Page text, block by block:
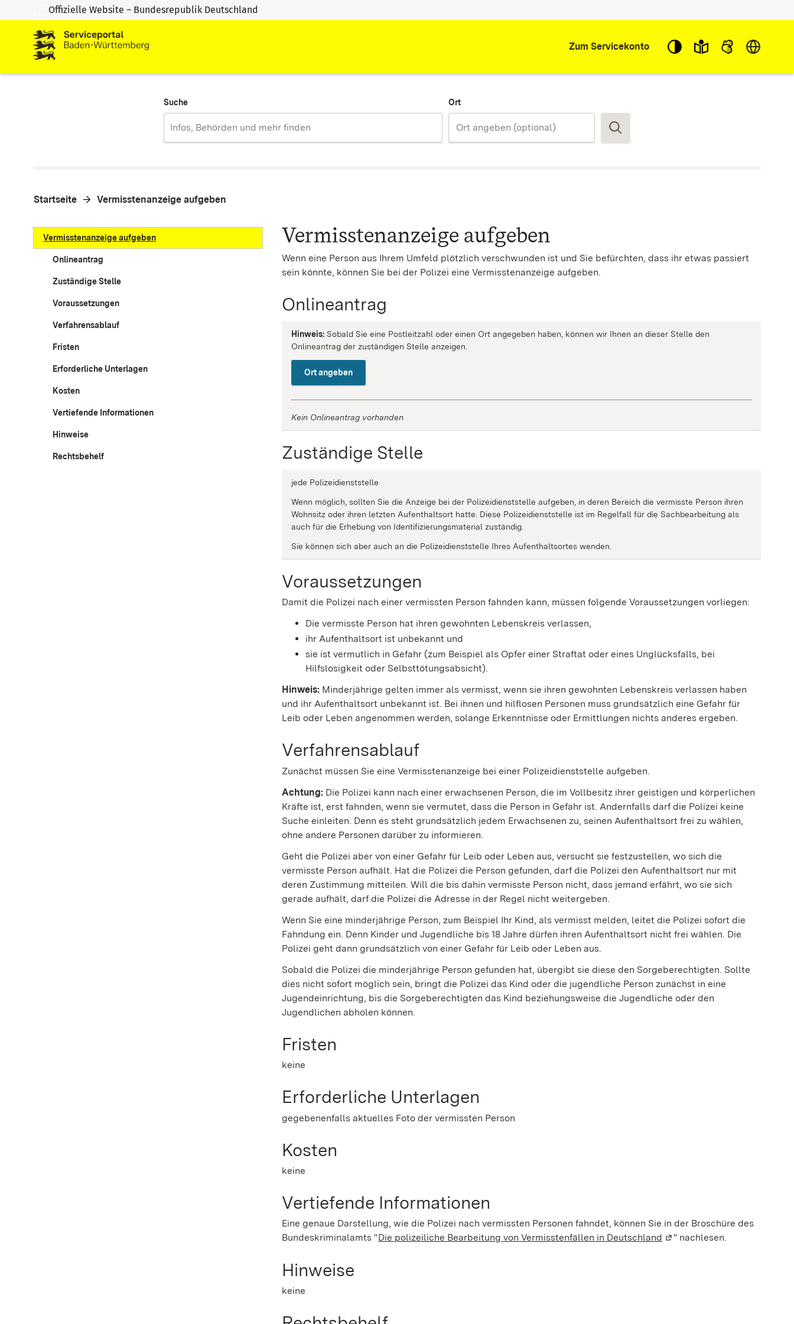
Zum Inhalt springen
Zur Suche springen
Offizielle Website – Bundesrepublik Deutschland
Zum Servicekonto Sprache
Suche Ort
Suchen
Startseite Vermisstenanzeige aufgeben
Vermisstenanzeige aufgeben
Onlineantrag
Zuständige Stelle
Voraussetzungen
Verfahrensablauf
Fristen
Erforderliche Unterlagen
Kosten
Vertiefende Informationen
Hinweise
Rechtsbehelf
Vermisstenanzeige aufgeben
Wenn eine Person aus Ihrem Umfeld plötzlich verschwunden ist und Sie befürchten, dass ihr etwas passiert
sein könnte, können Sie bei der Polizei eine Vermisstenanzeige aufgeben.
Onlineantrag
Hinweis: Sobald Sie eine Postleitzahl oder einen Ort angegeben haben, können wir Ihnen an dieser Stelle den
Onlineantrag der zuständigen Stelle anzeigen.
Ort angeben
Kein Onlineantrag vorhanden
Zuständige Stelle
jede Polizeidienststelle
Wenn möglich, sollten Sie die Anzeige bei der Polizeidienststelle aufgeben, in deren Bereich die vermisste Person ihren
Wohnsitz oder ihren letzten Aufenthaltsort hatte. Diese Polizeidienststelle ist im Regelfall für die Sachbearbeitung als
auch für die Erhebung von Identifizierungsmaterial zuständig.
Sie können sich aber auch an die Polizeidienststelle Ihres Aufenthaltsortes wenden.
Voraussetzungen
Damit die Polizei nach einer vermissten Person fahnden kann, müssen folgende Voraussetzungen vorliegen:
Die vermisste Person hat ihren gewohnten Lebenskreis verlassen,
ihr Aufenthaltsort ist unbekannt und
sie ist vermutlich in Gefahr (zum Beispiel als Opfer einer Straftat oder eines Unglücksfalls, bei
Hilfslosigkeit oder Selbsttötungsabsicht).
Hinweis: Minderjährige gelten immer als vermisst, wenn sie ihren gewohnten Lebenskreis verlassen haben
und ihr Aufenthaltsort unbekannt ist. Bei ihnen und hilflosen Personen muss grundsätzlich eine Gefahr für
Leib oder Leben angenommen werden, solange Erkenntnisse oder Ermittlungen nichts anderes ergeben.
Verfahrensablauf
Zunächst müssen Sie eine Vermisstenanzeige bei einer Polizeidienststelle aufgeben.
Achtung: Die Polizei kann nach einer erwachsenen Person, die im Vollbesitz ihrer geistigen und körperlichen
Kräfte ist, erst fahnden, wenn sie vermutet, dass die Person in Gefahr ist. Andernfalls darf die Polizei keine
Suche einleiten. Denn es steht grundsätzlich jedem Erwachsenen zu, seinen Aufenthaltsort frei zu wählen,
ohne andere Personen darüber zu informieren.
Geht die Polizei aber von einer Gefahr für Leib oder Leben aus, versucht sie festzustellen, wo sich die
vermisste Person aufhält. Hat die Polizei die Person gefunden, darf die Polizei den Aufenthaltsort nur mit
deren Zustimmung mitteilen. Will die bis dahin vermisste Person nicht, dass jemand erfährt, wo sie sich
gerade aufhält, darf die Polizei die Adresse in der Regel nicht weitergeben.
Wenn Sie eine minderjährige Person, zum Beispiel Ihr Kind, als vermisst melden, leitet die Polizei sofort die
Fahndung ein. Denn Kinder und Jugendliche bis 18 Jahre dürfen ihren Aufenthaltsort nicht frei wählen. Die
Polizei geht dann grundsätzlich von einer Gefahr für Leib oder Leben aus.
Sobald die Polizei die minderjährige Person gefunden hat, übergibt sie diese den Sorgeberechtigten. Sollte
dies nicht sofort möglich sein, bringt die Polizei das Kind oder die jugendliche Person zunächst in eine
Jugendeinrichtung, bis die Sorgeberechtigten das Kind beziehungsweise die Jugendliche oder den
Jugendlichen abholen können.
Fristen
keine
Erforderliche Unterlagen
gegebenenfalls aktuelles Foto der vermissten Person
Kosten
keine
Vertiefende Informationen
Eine genaue Darstellung, wie die Polizei nach vermissten Personen fahndet, können Sie in der Broschüre des
Bundeskriminalamts "Die polizeiliche Bearbeitung von Vermisstenfällen in Deutschland (Wird in einem neuen
" nachlesen.
Hinweise
keine